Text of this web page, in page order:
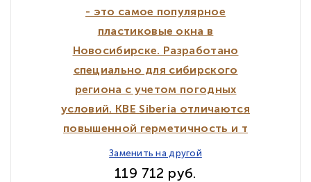
- это самое популярное
пластиковые окна в
Новосибирске. Разработано
специально для сибирского
региона с учетом погодных
условий. KBE Siberia отличаются
повышенной герметичность и т
Заменить на другой
119 712 руб.